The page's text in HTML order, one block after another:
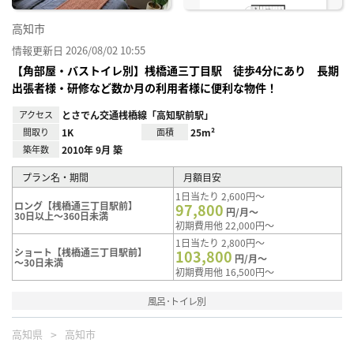
高知市
情報更新日 2026/08/02 10:55
【角部屋・バストイレ別】桟橋通三丁目駅 徒歩4分にあり 長期
出張者様・研修など数か月の利用者様に便利な物件！
アクセス とさでん交通桟橋線「高知駅前駅」
間取り 1K 面積 25m²
築年数 2010年 9月 築
プラン名・期間 月額目安
ロング【桟橋通三丁目駅前】
30日以上～360日未満
1日当たり 2,600円～
97,800 円/月～
初期費用他 22,000円～
ショート【桟橋通三丁目駅前】
～30日未満
1日当たり 2,800円～
103,800 円/月～
初期費用他 16,500円～
風呂･トイレ別
高知県 高知市